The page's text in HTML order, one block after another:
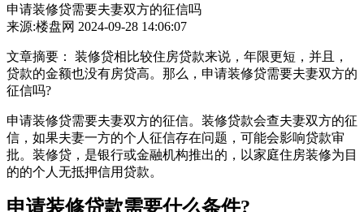
申请装修贷需要夫妻双方的征信吗
来源:楼盘网 2024-09-28 14:06:07
文章摘要： 装修贷相比较住房贷款来说，年限更短，并且，
贷款的金额也没有房贷高。那么，申请装修贷需要夫妻双方的
征信吗?
申请装修贷需要夫妻双方的征信‌。装修贷款会查夫妻双方的征
信，如果夫妻一方的个人征信存在问题，可能会影响贷款审
批。‌装修贷，是银行或金融机构推出的，以家庭住房装修为目
的的个人无抵押信用贷款。
申请装修贷款需要什么条件?